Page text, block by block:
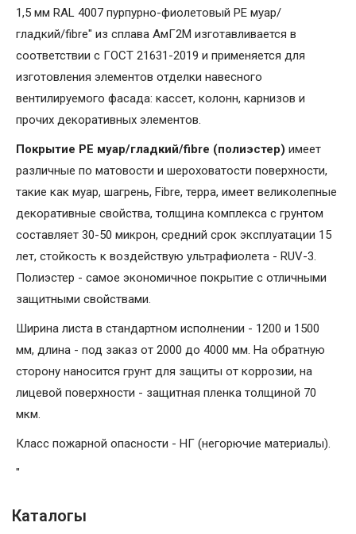
1,5 мм RAL 4007 пурпурно-фиолетовый PE муар/
гладкий/fibre" из сплава АмГ2М изготавливается в
соответствии с ГОСТ 21631-2019 и применяется для
изготовления элементов отделки навесного
вентилируемого фасада: кассет, колонн, карнизов и
прочих декоративных элементов.
Покрытие PE муар/гладкий/fibre (полиэстер) имеет
различные по матовости и шероховатости поверхности,
такие как муар, шагрень, Fibrе, терра, имеет великолепные
декоративные свойства, толщина комплекса с грунтом
составляет 30-50 микрон, средний срок эксплуатации 15
лет, стойкость к воздействую ультрафиолета - RUV-3.
Полиэстер - самое экономичное покрытие с отличными
защитными свойствами.
Ширина листа в стандартном исполнении - 1200 и 1500
мм, длина - под заказ от 2000 до 4000 мм. На обратную
сторону наносится грунт для защиты от коррозии, на
лицевой поверхности - защитная пленка толщиной 70
мкм.
Класс пожарной опасности - НГ (негорючие материалы).
"
Каталогы